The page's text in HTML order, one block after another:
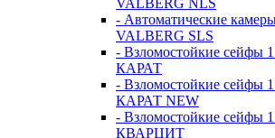
VALBERG NLS
- Автоматические
VALBERG SLS
- Взломостойкие сейфы
КАРАТ
- Взломостойкие сейфы
КАРАТ NEW
- Взломостойкие сейфы
КВАРЦИТ